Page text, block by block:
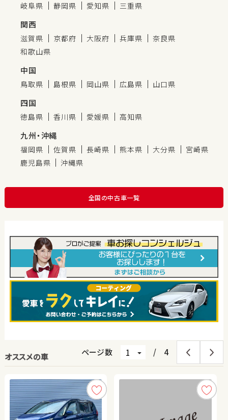
岐阜県 静岡県 愛知県 三重県
関西
滋賀県 京都府 大阪府 兵庫県
奈良県
和歌山県
中国
鳥取県 島根県 岡山県 広島県 山口県
四国
徳島県 香川県 愛媛県 高知県
九州・沖縄
福岡県 佐賀県 長崎県 熊本県 大分県
宮崎県
鹿児島県
沖縄県
全国の中古車一覧
オススメの車 ページ数 / 4